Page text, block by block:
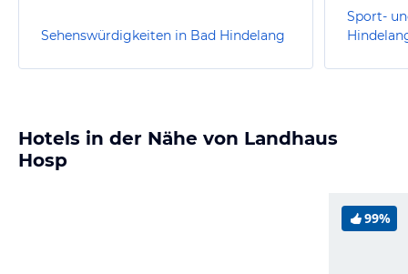
Sehenswürdigkeiten in Bad Hindelang
Sport-
Hotels in der Nähe von Landhaus
Hosp
99%